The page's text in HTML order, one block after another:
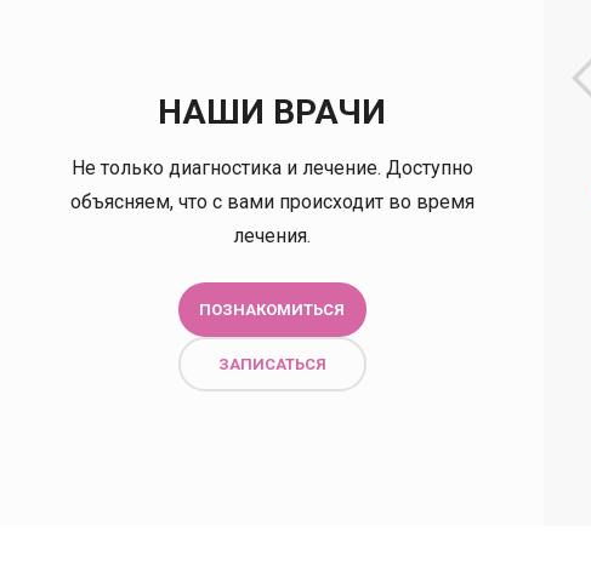
НАШИ ВРАЧИ
Не только диагностика и лечение. Доступно
объясняем, что с вами происходит во время
лечения.
ПОЗНАКОМИТЬСЯ
ЗАПИСАТЬСЯ
Львовна
Акимов Дмитрий
Владимирович
Врач ультразвуковой
диагностики